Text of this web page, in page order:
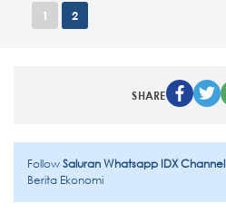
1 2
SHARE
FollowSaluran Whatsapp IDX Channel
Berita Ekonomi